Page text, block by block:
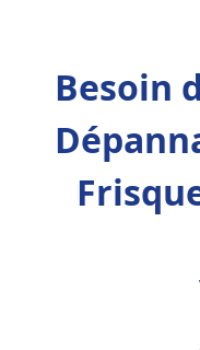
Besoin